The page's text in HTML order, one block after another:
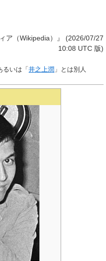
ア（Wikipedia）』 (2026/07/27
10:08 UTC 版)
るいは「井之上潤 」とは別人